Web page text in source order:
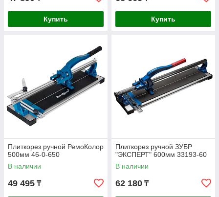
Купить Купить
Плиткорез ручной РемоКолор
500мм 46-0-650
В наличии
49 495 ₸
Плиткорез ручной ЗУБР
"ЭКСПЕРТ" 600мм 33193-60
В наличии
62 180 ₸